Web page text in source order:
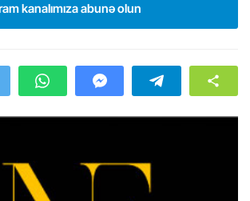
kanalımıza abunə olun